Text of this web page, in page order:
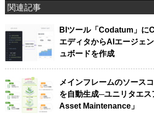
関連記事
BIツール「Codatum」に
エディタからAIエージェ
ュボードを作成
メインフレームのソース
を自動生成─ユニリタエ
Asset Maintenance」